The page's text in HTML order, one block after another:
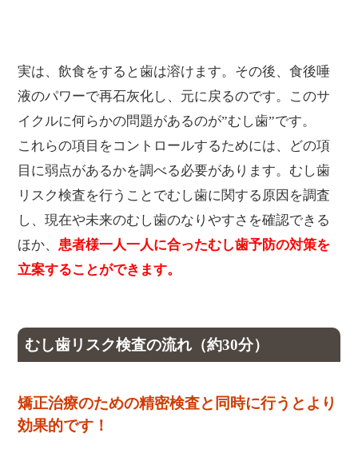
実は、飲食をすると歯は溶けます。その後、食後唾
液のパワーで再石灰化し、元に戻るのです。このサ
イクルに何らかの問題があるのが”むし歯”です。
これらの項目をコントロールするためには、どの項
目に弱点があるかを調べる必要があります。むし歯
リスク検査を行うことでむし歯に関する原因を調査
し、現在や未来のむし歯のなりやすさを確認できる
ほか、 患者様一人一人に合ったむし歯予防の対策を
立案することができます。
むし歯リスク検査の流れ（約30分）
矯正治療のための精密検査と同時に行うとより
効果的です！